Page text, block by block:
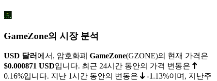
GameZone의 시장 분석
USD 달러 에서, 암호화폐 GameZone(GZONE)의 현재 가격은
$0.000871 USD입니다. 최근 24시간 동안의 가격 변동은
0.16%입니다. 지난 1시간 동안의 변동은 -1.13%이며, 지난주